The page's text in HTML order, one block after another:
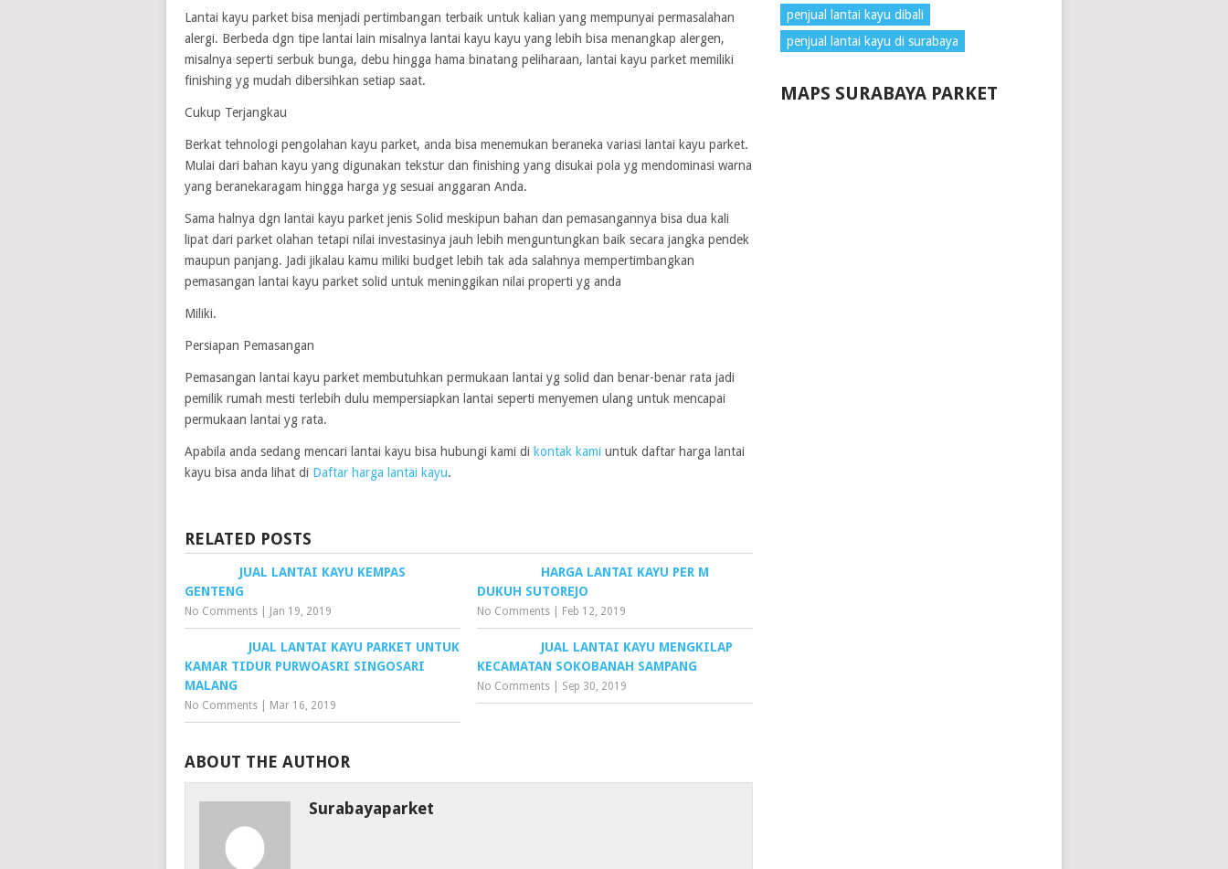
Lantai kayu parket bisa menjadi pertimbangan terbaik untuk kalian yang mempunyai permasalahan
alergi. Berbeda dgn tipe lantai lain misalnya lantai kayu kayu yang lebih bisa menangkap alergen,
misalnya seperti serbuk bunga, debu hingga hama binatang peliharaan, lantai kayu parket memiliki
finishing yg mudah dibersihkan setiap saat.
Cukup Terjangkau
Berkat tehnologi pengolahan kayu parket, anda bisa menemukan beraneka variasi lantai kayu parket.
Mulai dari bahan kayu yang digunakan tekstur dan finishing yang disukai pola yg mendominasi warna
yang beranekaragam hingga harga yg sesuai anggaran Anda.
Sama halnya dgn lantai kayu parket jenis Solid meskipun bahan dan pemasangannya bisa dua kali
lipat dari parket olahan tetapi nilai investasinya jauh lebih menguntungkan baik secara jangka pendek
maupun panjang. Jadi jikalau kamu miliki budget lebih tak ada salahnya mempertimbangkan
pemasangan lantai kayu parket solid untuk meninggikan nilai properti yg anda
Miliki.
Persiapan Pemasangan
Pemasangan lantai kayu parket membutuhkan permukaan lantai yg solid dan benar-benar rata jadi
pemilik rumah mesti terlebih dulu mempersiapkan lantai seperti menyemen ulang untuk mencapai
permukaan lantai yg rata.
Apabila anda sedang mencari lantai kayu bisa hubungi kami di kontak kami untuk daftar harga lantai
kayu bisa anda lihat di Daftar harga lantai kayu.
RELATED POSTS
JUAL LANTAI KAYU KEMPAS
GENTENG
No Comments Jan 19, 2019
HARGA LANTAI KAYU PER M
DUKUH SUTOREJO
No Comments Feb 12, 2019
JUAL LANTAI KAYU PARKET UNTUK
KAMAR TIDUR PURWOASRI SINGOSARI
MALANG
No Comments Mar 16, 2019
JUAL LANTAI KAYU MENGKILAP
KECAMATAN SOKOBANAH SAMPANG
No Comments Sep 30, 2019
ABOUT THE AUTHOR
Surabayaparket
penjual lantai kayu dibali
penjual lantai kayu di surabaya
MAPS SURABAYA PARKET